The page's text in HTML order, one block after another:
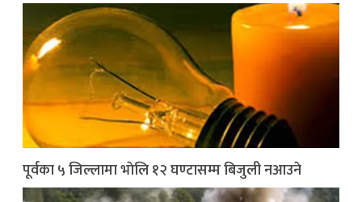
पूर्वका ५ जिल्लामा भाेलि १२ घण्टासम्म बिजुली नआउने